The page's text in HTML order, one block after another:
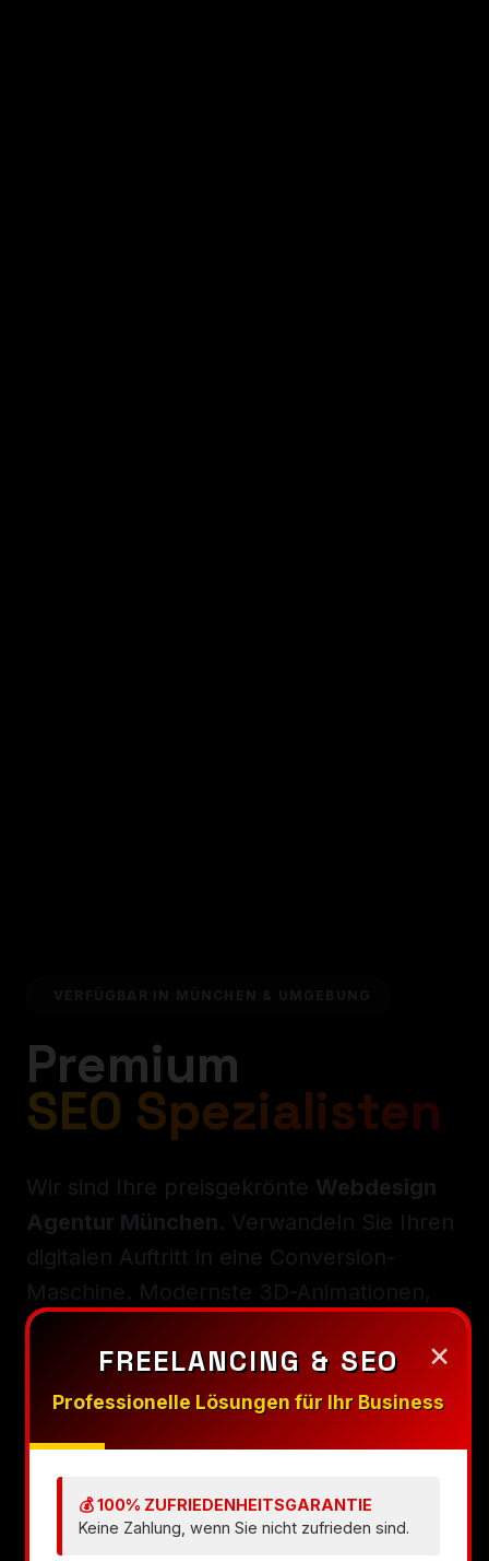
×
FREELANCING & SEO
Professionelle Lösungen für Ihr Business
💰 100% ZUFRIEDENHEITSGARANTIE
Keine Zahlung, wenn Sie nicht zufrieden sind.
VERFÜGBAR IN MÜNCHEN & UMGEBUNG
Premium
SEO Spezialisten
Wir sind Ihre preisgekrönte Webdesign
Agentur München. Verwandeln Sie Ihren
digitalen Auftritt in eine Conversion-
Maschine. Modernste 3D-Animationen,
High-Speed Performance und SEO-
Exzellenz für 2026.
Unverbindliche Beratung
WhatsApp Chat